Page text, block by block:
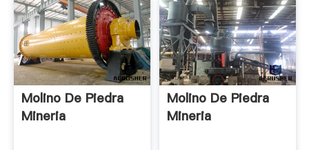
Molino De Piedra
Mineria
Molino De Piedra
Mineria